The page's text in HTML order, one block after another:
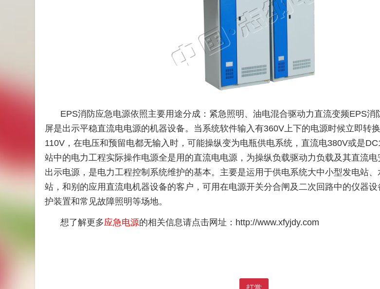
EPS消防应急电源依照主要用途分成：紧急照明、油电混合驱动力直流变频EPS消
屏是出示平稳直流电电源的机器设备。当系统软件输入有360V上下的电源时候立即转
110V，在电压和预留电都无输入时，可能操纵变为电瓶供电系统，直流电380V或是
站中的电力工程实际操作电源全是用的直流电电源，为操纵负载驱动力负载及其直流
出示电源，是电力工程控制系统维护的基本。主要是运用于供电系统大中小型发电站
站，和别的应用直流电机器设备的客户，可用在电源开关分合闸及二次回路中的仪器
护装置和常见故障照明等场地。
想了解更多应急电源的相关信息请点击网址： http://www.xfyjdy.com